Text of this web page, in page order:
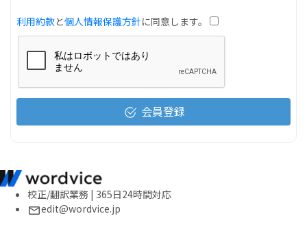
利用約款と個人情報保護方針に同意します。
会員登録
校正/翻訳業務 | 365日24時間対応
edit@wordvice.jp